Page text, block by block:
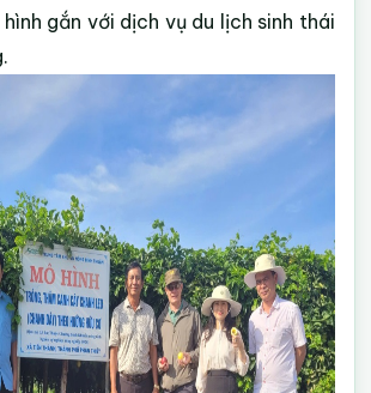
gắn với dịch vụ du lịch sinh thái